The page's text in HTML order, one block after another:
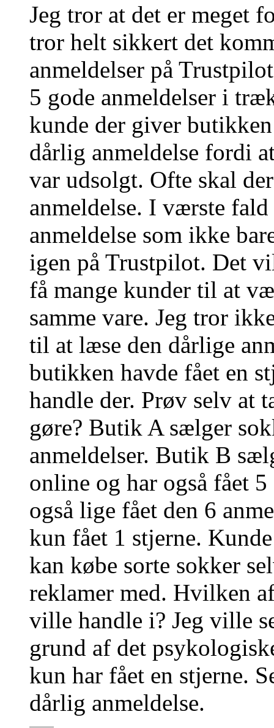
Jeg tror at det er meget
tror helt sikkert det
anmeldelser på
5 gode anmeldelser i
kunde der giver
dårlig anmeldelse fordi
var udsolgt. Ofte skal
anmeldelse. I værste
anmeldelse som ikke
igen på Trustpilot. Det
få mange kunder til at
samme vare. Jeg tror
til at læse den dårlige
butikken havde fået en
handle der. Prøv selv at
gøre? Butik A sælger
anmeldelser. Butik B
online og har også fået
også lige fået den 6
kun fået 1 stjerne.
kan købe sorte sokker
reklamer med. Hvilken
ville handle i? Jeg ville
grund af det
kun har fået en stjerne.
dårlig anmeldelse.